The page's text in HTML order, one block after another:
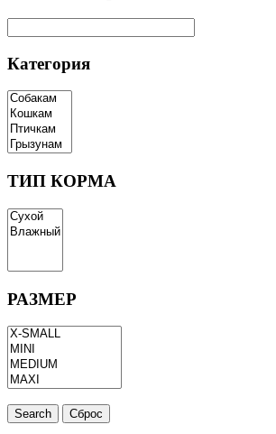
Категория
ТИП КОРМА
РАЗМЕР